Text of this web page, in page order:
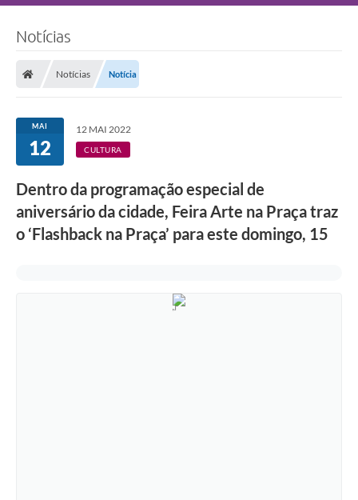
Secretarias
Atos Oficiais
Transparência
Programa Famílias Fortes
Contratação de estagiário - estudante de Direito -
Notícias
Notícias Notícia
MAI
12
12 MAI 2022
CULTURA
Dentro da programação especial de
aniversário da cidade, Feira Arte na Praça traz
o ‘Flashback na Praça’ para este domingo, 15